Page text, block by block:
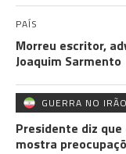
PAÍS
Morreu escritor,
Joaquim Sarmento
GUERRA NO IRÃO
Presidente diz
mostra